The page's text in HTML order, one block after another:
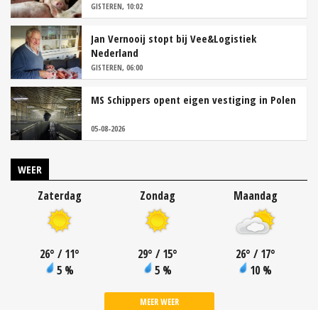
GISTEREN, 10:02
Jan Vernooij stopt bij Vee&Logistiek
Nederland
GISTEREN, 06:00
MS Schippers opent eigen vestiging in Polen
05-08-2026
WEER
Zaterdag
26° / 11°
5 %
Zondag
29° / 15°
5 %
Maandag
26° / 17°
10 %
MEER WEER